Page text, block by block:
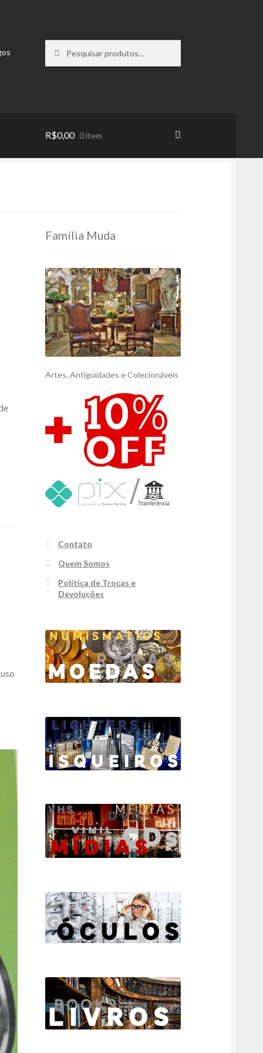
por:
R$0,00 0 item
Família Muda
Artes, Antiguidades e Colecionáveis
Contato
Quem Somos
Política de Trocas e
Devoluções